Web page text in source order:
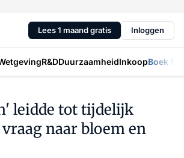
Lees 1 maand gratis Inloggen
R&DDuurzaamheidInkoopBoek
leidde tot tijdelijk
naar bloem en